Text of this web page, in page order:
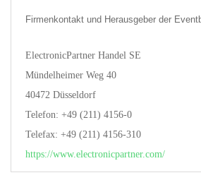
Firmenkontakt und Herausgeber der
ElectronicPartner Handel SE
Mündelheimer Weg 40
40472 Düsseldorf
Telefon: +49 (211) 4156-0
Telefax: +49 (211) 4156-310
https://www.electronicpartner.com/